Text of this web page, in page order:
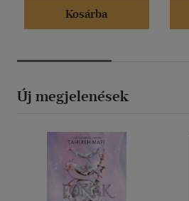
Kosárba
Új megjelenések